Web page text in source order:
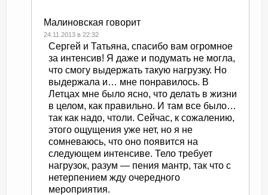
Малиновская говорит
24.11.2013 в 22:32
Сергей и Татьяна, спасибо вам огромное
за интенсив! Я даже и подумать не могла,
что смогу выдержать такую нагрузку. Но
выдержала и… мне понравилось. В
Летцах мне было ясно, что делать в жизни
в целом, как правильно. И там все было…
так как надо, чтоли. Сейчас, к сожалению,
этого ощущения уже нет, но я не
сомневаюсь, что оно появится на
следующем интенсиве. Тело требует
нагрузок, разум — пения мантр, так что с
нетерпением жду очередного
мероприятия.